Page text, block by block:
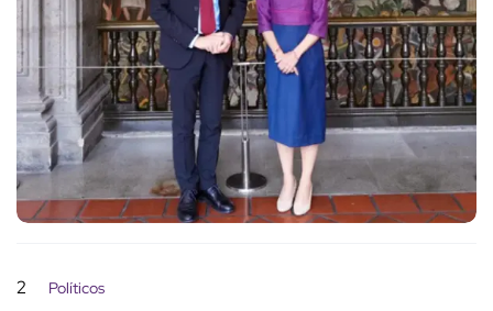
2 Políticos